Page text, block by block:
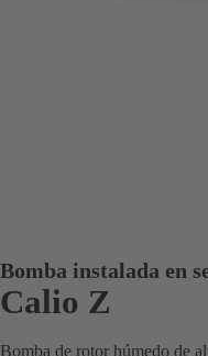
Bomba instalada en
Calio Z
Bomba de rotor húmedo de